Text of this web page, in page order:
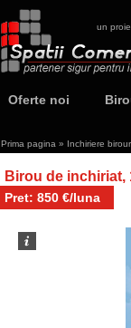
un
Oferte noi
Prima pagina » Inchiriere
Birou de inchiriat,
Pret: 850 €/luna